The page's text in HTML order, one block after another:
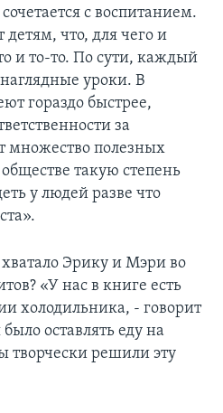
с воспитанием.
детям, что, для чего и
и то-то. По сути, каждый
уроки. В
гораздо быстрее,
за
множество полезных
такую степень
у людей разве что
Эрику и Мэри во
«У нас в книге есть
холодильника, - говорит
оставлять еду на
решили эту